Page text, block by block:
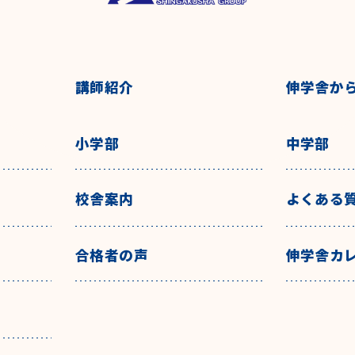
講師紹介 伸学舎か
小学部 中学部
校舎案内 よくある
合格者の声 伸学舎カ